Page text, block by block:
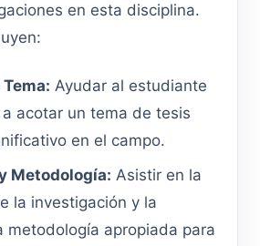
en esta disciplina.
Ayudar al estudiante
acotar un tema de tesis
en el campo.
Metodología: Asistir en la
la investigación y la
metodología apropiada para